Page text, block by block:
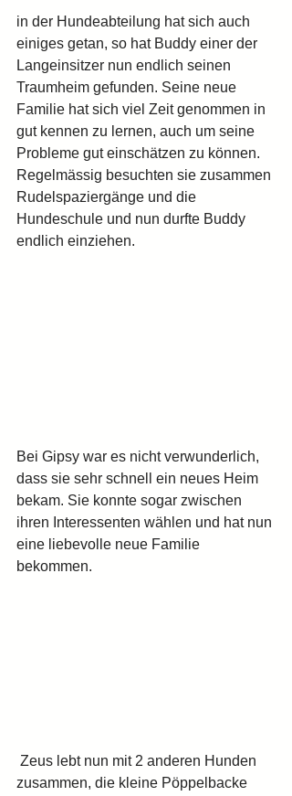
in der Hundeabteilung hat sich auch
einiges getan, so hat Buddy einer der
Langeinsitzer nun endlich seinen
Traumheim gefunden. Seine neue
Familie hat sich viel Zeit genommen in
gut kennen zu lernen, auch um seine
Probleme gut einschätzen zu können.
Regelmässig besuchten sie zusammen
Rudelspaziergänge und die
Hundeschule und nun durfte Buddy
endlich einziehen.
Bei Gipsy war es nicht verwunderlich,
dass sie sehr schnell ein neues Heim
bekam. Sie konnte sogar zwischen
ihren Interessenten wählen und hat nun
eine liebevolle neue Familie
bekommen.
zusammen, die kleine Pöppelbacke